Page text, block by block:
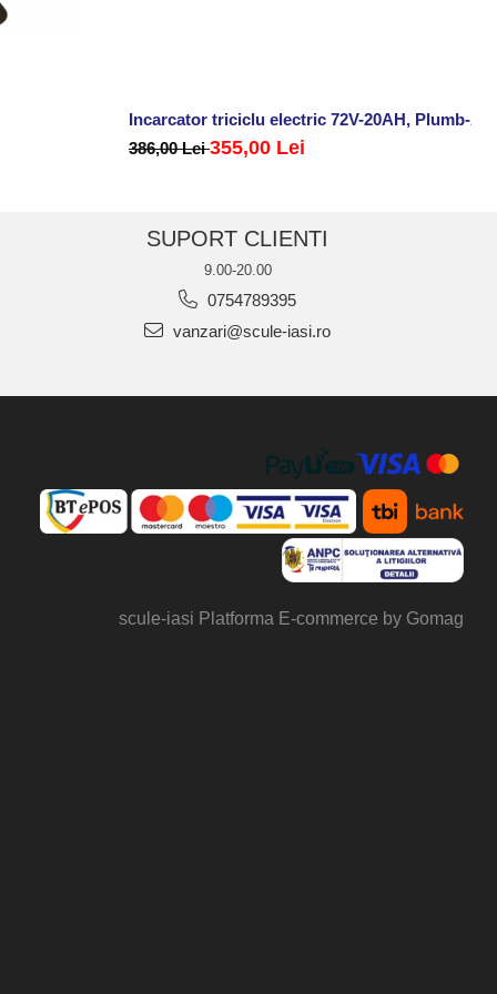
Incarcator triciclu electric 72V-20AH, Plumb-
386,00 Lei355,00 Lei
SUPORT CLIENTI
9.00-20.00
0754789395
vanzari@scule-iasi.ro
scule-iasi Platforma E-commerce by Gomag